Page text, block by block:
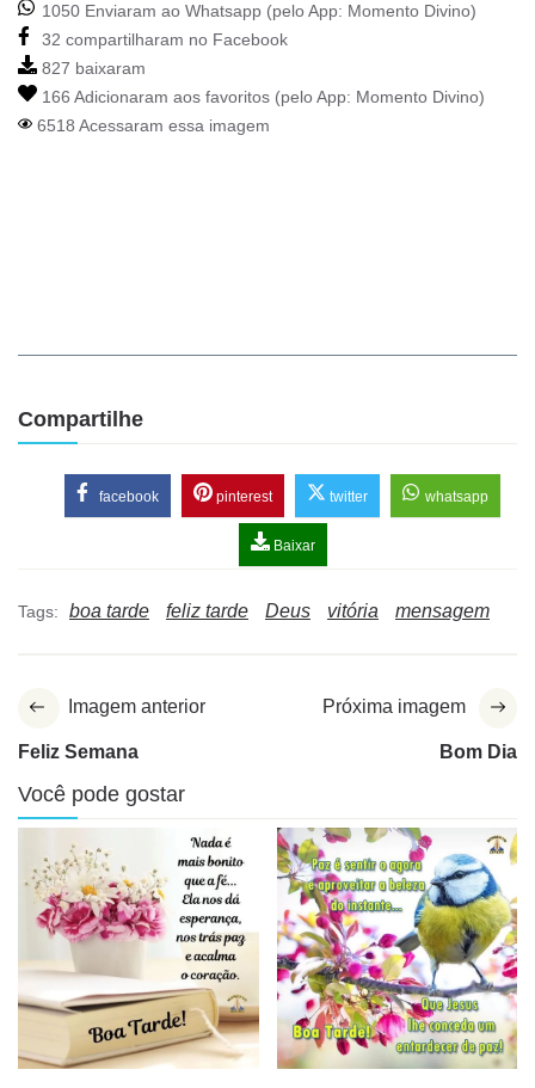
1050 Enviaram ao Whatsapp (pelo App: Momento Divino)
32 compartilharam no Facebook
827 baixaram
166 Adicionaram aos favoritos (pelo App: Momento Divino)
6518 Acessaram essa imagem
Compartilhe
facebook pinterest twitter whatsapp
Baixar
Tags: boa tarde feliz tarde Deus vitória mensagem
Imagem anterior
Feliz Semana
Próxima imagem
Bom Dia
Você pode gostar